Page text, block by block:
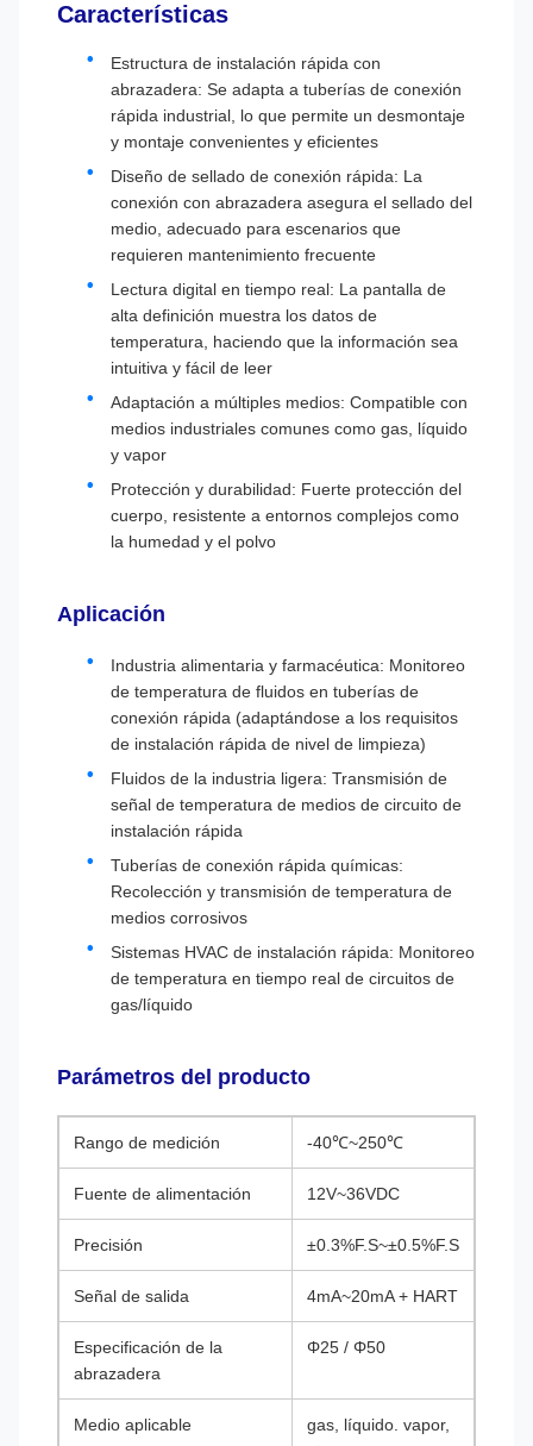
Características
Estructura de instalación rápida con
abrazadera: Se adapta a tuberías de conexión
rápida industrial, lo que permite un desmontaje
y montaje convenientes y eficientes
Diseño de sellado de conexión rápida: La
conexión con abrazadera asegura el sellado del
medio, adecuado para escenarios que
requieren mantenimiento frecuente
Lectura digital en tiempo real: La pantalla de
alta definición muestra los datos de
temperatura, haciendo que la información sea
intuitiva y fácil de leer
Adaptación a múltiples medios: Compatible con
medios industriales comunes como gas, líquido
y vapor
Protección y durabilidad: Fuerte protección del
cuerpo, resistente a entornos complejos como
la humedad y el polvo
Aplicación
Industria alimentaria y farmacéutica: Monitoreo
de temperatura de fluidos en tuberías de
conexión rápida (adaptándose a los requisitos
de instalación rápida de nivel de limpieza)
Fluidos de la industria ligera: Transmisión de
señal de temperatura de medios de circuito de
instalación rápida
Tuberías de conexión rápida químicas:
Recolección y transmisión de temperatura de
medios corrosivos
Sistemas HVAC de instalación rápida: Monitoreo
de temperatura en tiempo real de circuitos de
gas/líquido
Parámetros del producto
Rango de medición -40℃~250℃
Fuente de alimentación 12V~36VDC
Precisión ±0.3%F.S~±0.5%F.S
Señal de salida 4mA~20mA + HART
Especificación de la
abrazadera
Φ25 / Φ50
Medio aplicable
gas, líquido. vapor,